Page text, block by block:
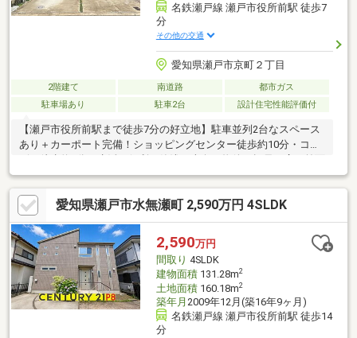
名鉄瀬戸線 瀬戸市役所前駅 徒歩7
分
その他の交通
愛知県瀬戸市京町２丁目
2階建て 南道路
都市ガス
駐車場あり
駐車2台 設計住宅性能評価付
【瀬戸市役所前駅まで徒歩7分の好立地】駐車並列2台なスペース
あり＋カーポート完備！ショッピングセンター徒歩約10分・コン
道路だから駐車楽々！
愛知県瀬戸市水無瀬町 2,590万円 4SLDK
2,590万円
間取り 4SLDK
建物面積131.28m2
土地面積160.18m2
築年月 2009年12月(築16年9ヶ月)
名鉄瀬戸線 瀬戸市役所前駅 徒歩14
分